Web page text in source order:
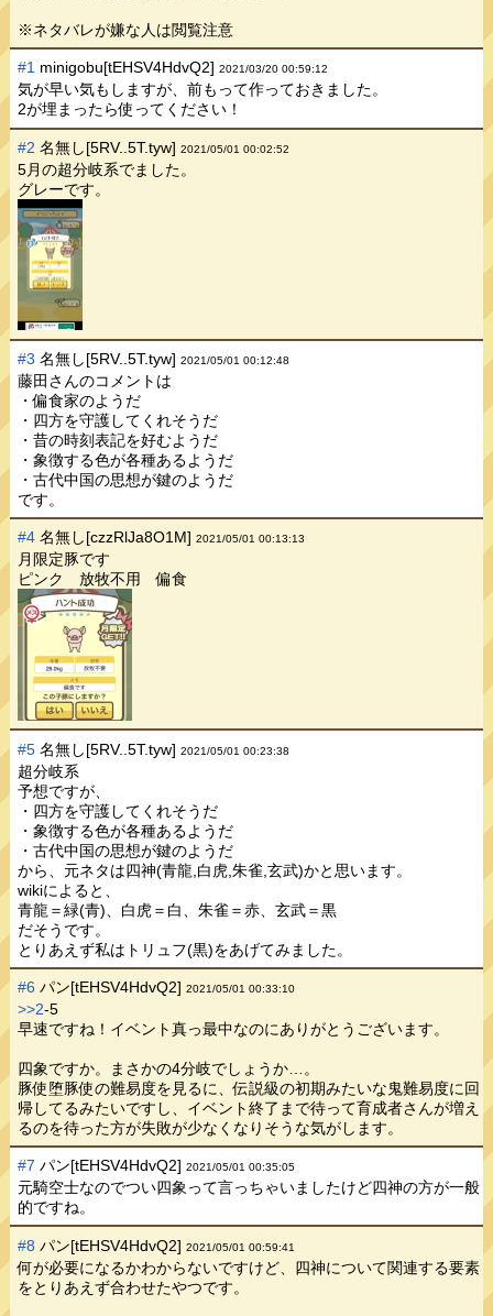
※ネタバレが嫌な人は閲覧注意
#1 minigobu[tEHSV4HdvQ2]2021/03/20 00:59:12
気が早い気もしますが、前もって作っておきました。
2が埋まったら使ってください！
#2 名無し[5RV..5T.tyw]2021/05/01 00:02:52
5月の超分岐系でました。
グレーです。
#3 名無し[5RV..5T.tyw]2021/05/01 00:12:48
藤田さんのコメントは
・偏食家のようだ
・四方を守護してくれそうだ
・昔の時刻表記を好むようだ
・象徴する色が各種あるようだ
・古代中国の思想が鍵のようだ
です。
#4 名無し[czzRlJa8O1M]2021/05/01 00:13:13
月限定豚です
ピンク 放牧不用 偏食
#5 名無し[5RV..5T.tyw]2021/05/01 00:23:38
超分岐系
予想ですが、
・四方を守護してくれそうだ
・象徴する色が各種あるようだ
・古代中国の思想が鍵のようだ
から、元ネタは四神(青龍,白虎,朱雀,玄武)かと思います。
wikiによると、
青龍＝緑(青)、白虎＝白、朱雀＝赤、玄武＝黒
だそうです。
とりあえず私はトリュフ(黒)をあげてみました。
#6 パン[tEHSV4HdvQ2]2021/05/01 00:33:10
>>2-5
早速ですね！イベント真っ最中なのにありがとうございます。
四象ですか。まさかの4分岐でしょうか…。
豚使堕豚使の難易度を見るに、伝説級の初期みたいな鬼難易度に回
帰してるみたいですし、イベント終了まで待って育成者さんが増え
るのを待った方が失敗が少なくなりそうな気がします。
#7 パン[tEHSV4HdvQ2]2021/05/01 00:35:05
元騎空士なのでつい四象って言っちゃいましたけど四神の方が一般
的ですね。
#8 パン[tEHSV4HdvQ2]2021/05/01 00:59:41
何が必要になるかわからないですけど、四神について関連する要素
をとりあえず合わせたやつです。